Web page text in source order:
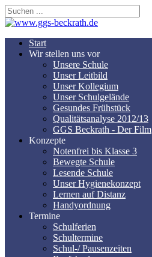
Start
Wir stellen uns vor
Unsere Schule
Unser Leitbild
Unser Kollegium
Unser Schulgelände
Gesundes Frühstück
Qualitätsanalyse 2012/13
GGS Beckrath - Der Film
Konzepte
Notenfrei bis Klasse 3
Bewegte Schule
Lesende Schule
Unser Hygienekonzept
Lernen auf Distanz
Handyordnung
Termine
Schulferien
Schultermine
Schul-/ Pausenzeiten